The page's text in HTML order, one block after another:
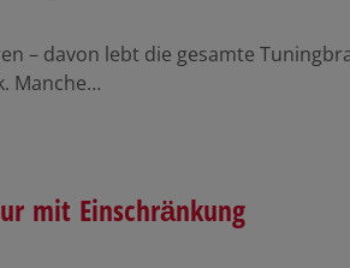
– davon lebt die gesamte
Manche…
mit Einschränkung